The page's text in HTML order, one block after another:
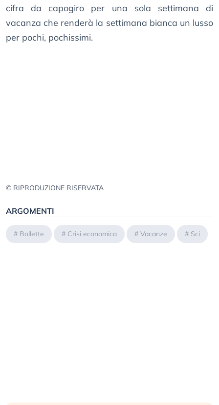
cifra da capogiro per una sola settimana di
vacanza che renderà la settimana bianca un lusso
per pochi, pochissimi.
© RIPRODUZIONE RISERVATA
ARGOMENTI
# Bollette # Crisi economica # Vacanze # Sci